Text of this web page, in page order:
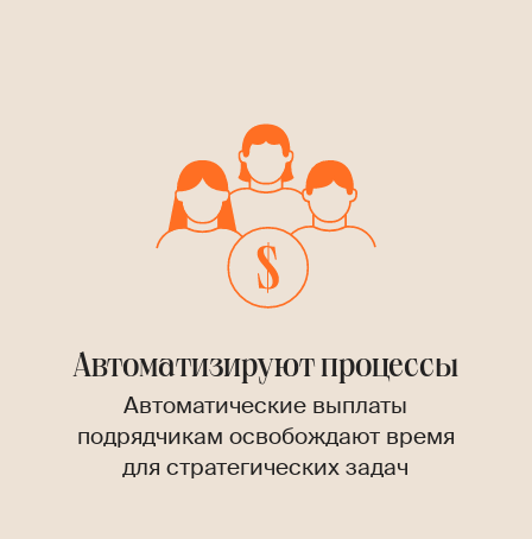
Автоматизируют процессы
Автоматические выплаты
подрядчикам освобождают время
для стратегических задач